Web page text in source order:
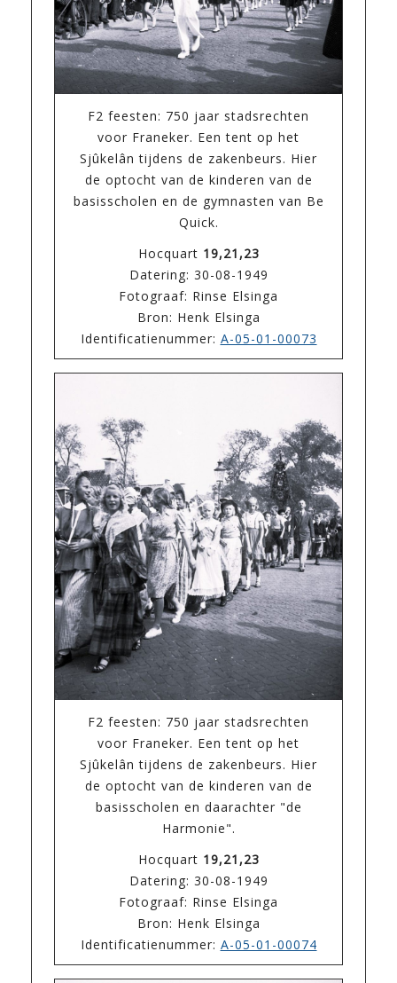
F2 feesten: 750 jaar stadsrechten
voor Franeker. Een tent op het
Sjûkelân tijdens de zakenbeurs. Hier
de optocht van de kinderen van de
basisscholen en de gymnasten van Be
Quick.
Hocquart 19,21,23
Datering: 30-08-1949
Fotograaf: Rinse Elsinga
Bron: Henk Elsinga
Identificatienummer: A-05-01-00073
F2 feesten: 750 jaar stadsrechten
voor Franeker. Een tent op het
Sjûkelân tijdens de zakenbeurs. Hier
de optocht van de kinderen van de
basisscholen en daarachter "de
Harmonie".
Hocquart 19,21,23
Datering: 30-08-1949
Fotograaf: Rinse Elsinga
Bron: Henk Elsinga
Identificatienummer: A-05-01-00074